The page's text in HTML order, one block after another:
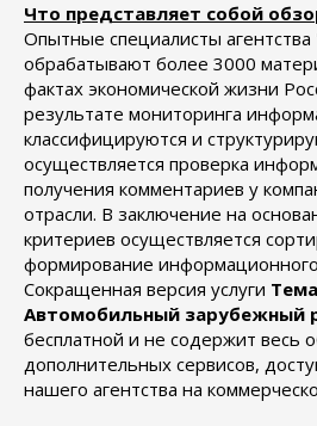
Что представляет собой
Опытные специалисты
обрабатывают более 3000
фактах экономической жизни
результате мониторинга
классифицируются и
осуществляется проверка
получения комментариев у
отрасли. В заключение на
критериев осуществляется
формирование
Сокращенная версия услуги
Автомобильный зарубежный
бесплатной и не содержит весь
дополнительных сервисов,
нашего агентства на